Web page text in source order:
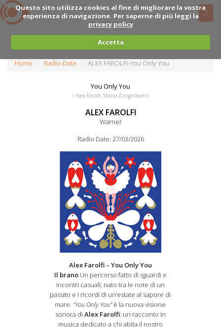
Questo sito utilizza cookies al fine di migliorare la vostra
esperienza di navigazione. Per saperne di più leggi la
privacy policy
Accetta
Home Radio-Date ALEX FAROLFI-You Only You
You Only You
( Alex Farolfi, Marco Zangirolami)
ALEX FAROLFI
Warner
Radio Date: 27/03/2026
Alex Farolfi – You Only You
Il branoUn percorso fatto di sguardi e
incontri casuali, nato tra le note di un
passito e i ricordi di un’estate al sapore di
mare. “You Only You”è la nuova visione
sonora di Alex Farolfi: un racconto in
musica dedicato a chi abita il nostro